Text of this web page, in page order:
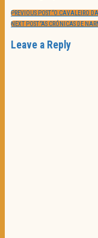
PREVIOUS POST:“O CAVALEIRO
NEXT POST:“AS CRÓNICAS DE
Leave a Reply